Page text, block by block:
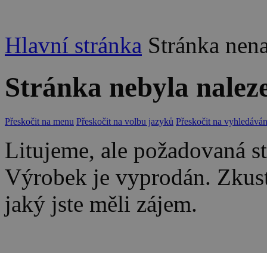
Hlavní stránka Stránka
Stránka nebyla
Přeskočit na menu Přeskočit na volbu jazyků Přeskočit na
Litujeme, ale požadovaná
Výrobek je vyprodán.
jaký jste měli zájem.